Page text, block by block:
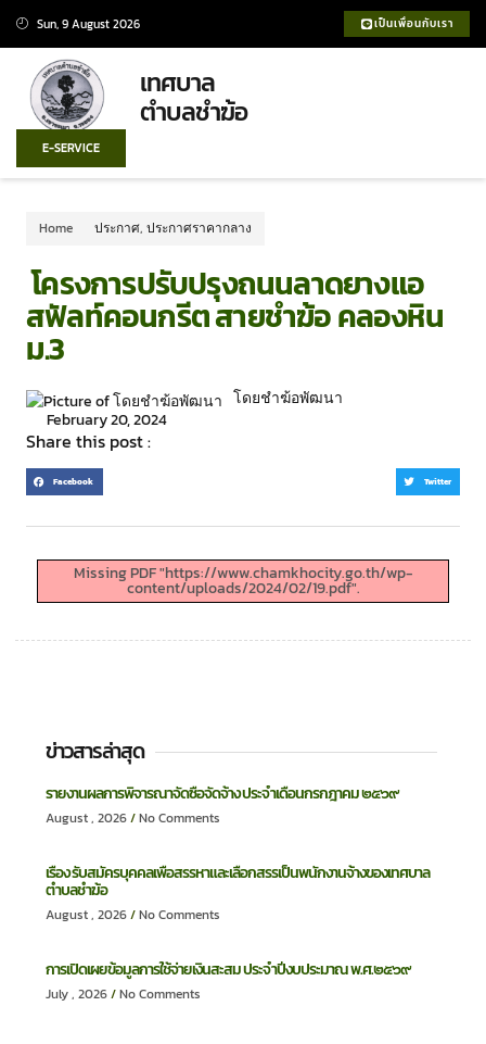
Sun, 9 August 2026 เป็นเพื่อนกับเรา
เทศบาล
ตำบลชำฆ้อ
E-SERVICE
Home ประกาศ, ประกาศราคากลาง
โครงการปรับปรุงถนนลาดยางแอ
สฟัลท์คอนกรีต สายชำฆ้อ คลองหิน
ม.3
โดยชำฆ้อพัฒนา
February 20, 2024
Share this post :
Facebook Twitter
Missing PDF "https://www.chamkhocity.go.th/wp-
content/uploads/2024/02/19.pdf".
ข่าวสารล่าสุด
รายงานผลการพิจารณาจัดซื้อจัดจ้าง ประจำเดือนกรกฎาคม ๒๕๖๙
August , 2026 No Comments
เรื่อง รับสมัครบุคคลเพื่อสรรหาและเลือกสรรเป็นพนักงานจ้างของเทศบาล
ตำบลชำฆ้อ
August , 2026 No Comments
การเปิดเผยข้อมูลการใช้จ่ายเงินสะสม ประจำปีงบประมาณ พ.ศ.๒๕๖๙
July , 2026 No Comments